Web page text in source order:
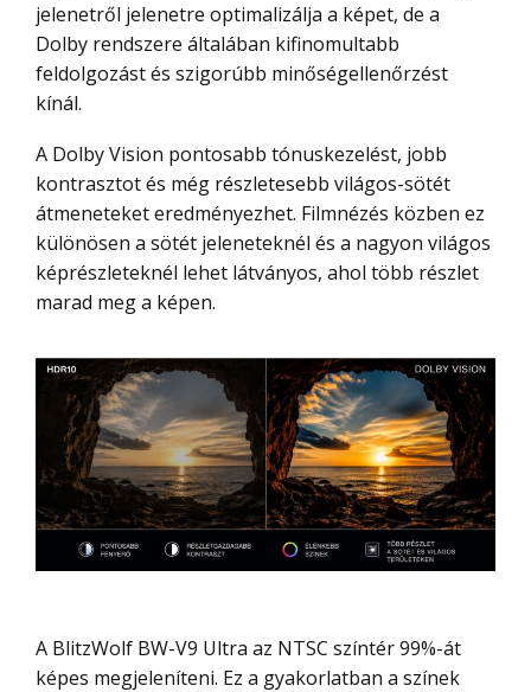
jelenetről jelenetre optimalizálja a képet, de a
Dolby rendszere általában kifinomultabb
feldolgozást és szigorúbb minőségellenőrzést
kínál.
A Dolby Vision pontosabb tónuskezelést, jobb
kontrasztot és még részletesebb világos-sötét
átmeneteket eredményezhet. Filmnézés közben ez
különösen a sötét jeleneteknél és a nagyon világos
képrészleteknél lehet látványos, ahol több részlet
marad meg a képen.
A BlitzWolf BW-V9 Ultra az NTSC színtér 99%-át
képes megjeleníteni. Ez a gyakorlatban a színek